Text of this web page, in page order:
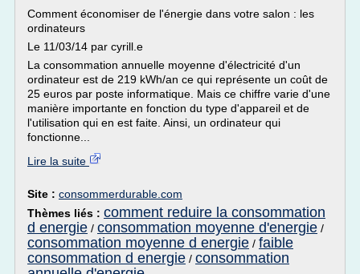
Comment économiser de l'énergie dans votre salon : les
ordinateurs
Le 11/03/14 par cyrill.e
La consommation annuelle moyenne d'électricité d'un
ordinateur est de 219 kWh/an ce qui représente un coût de
25 euros par poste informatique. Mais ce chiffre varie d'une
manière importante en fonction du type d'appareil et de
l'utilisation qui en est faite. Ainsi, un ordinateur qui
fonctionne...
Lire la suite
Site : consommerdurable.com
Thèmes liés : comment reduire la consommation
d energie / consommation moyenne d'energie /
consommation moyenne d energie / faible
consommation d energie / consommation